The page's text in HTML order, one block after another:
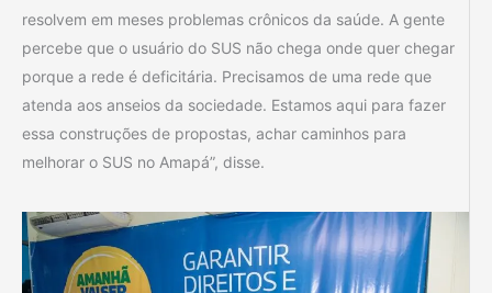
resolvem em meses problemas crônicos da saúde. A gente
percebe que o usuário do SUS não chega onde quer chegar
porque a rede é deficitária. Precisamos de uma rede que
atenda aos anseios da sociedade. Estamos aqui para fazer
essa construções de propostas, achar caminhos para
melhorar o SUS no Amapá”, disse.